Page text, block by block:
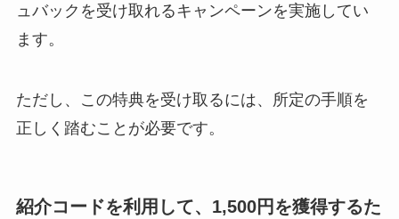
ュバックを受け取れるキャンペーンを実施してい
ます。
ただし、この特典を受け取るには、所定の手順を
正しく踏むことが必要です。
紹介コードを利用して、1,500円を獲得するた